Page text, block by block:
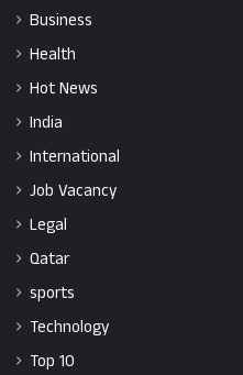
Business
Health
Hot News
India
International
Job Vacancy
Legal
Qatar
sports
Technology
Top 10